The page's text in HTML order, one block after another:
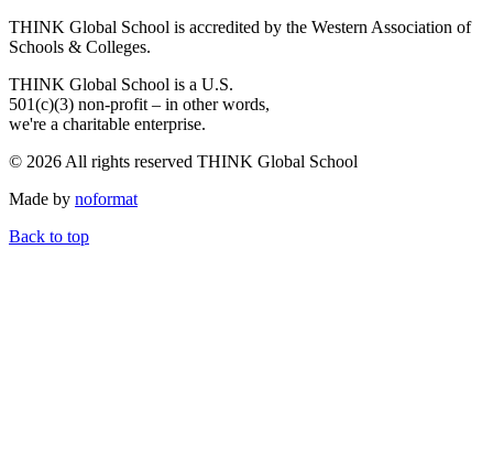
THINK Global School is accredited by the Western Association of
Schools & Colleges.
THINK Global School is a U.S.
501(c)(3) non-profit – in other words,
we're a charitable enterprise.
© 2026 All rights reserved THINK Global School
Made by noformat
Back to top